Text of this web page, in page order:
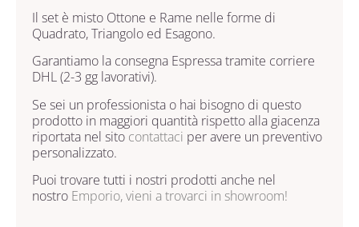
Il set è misto Ottone e Rame nelle forme di
Quadrato, Triangolo ed Esagono.
Garantiamo la consegna Espressa tramite corriere
DHL (2-3 gg lavorativi).
Se sei un professionista o hai bisogno di questo
prodotto in maggiori quantità rispetto alla giacenza
riportata nel sito contattaci per avere un preventivo
personalizzato.
Puoi trovare tutti i nostri prodotti anche nel
nostro Emporio, vieni a trovarci in showroom!